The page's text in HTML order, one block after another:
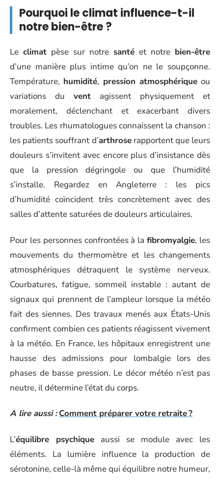
Pourquoi le climat influence-t-il
notre bien-être ?
Le climat pèse sur notre santé et notre bien-être
d’une manière plus intime qu’on ne le soupçonne.
Température, humidité, pression atmosphériqueou
variations du vent agissent physiquement et
moralement, déclenchant et exacerbant divers
troubles. Les rhumatologues connaissent la chanson :
les patients souffrant d’arthroserapportent que leurs
douleurs s’invitent avec encore plus d’insistance dès
que la pression dégringole ou que l’humidité
s’installe. Regardez en Angleterre : les pics
d’humidité coïncident très concrètement avec des
salles d’attente saturées de douleurs articulaires.
Pour les personnes confrontées à lafibromyalgie, les
mouvements du thermomètre et les changements
atmosphériques détraquent le système nerveux.
Courbatures, fatigue, sommeil instable : autant de
signaux qui prennent de l’ampleur lorsque la météo
fait des siennes. Des travaux menés aux États-Unis
confirment combien ces patients réagissent vivement
à la météo. En France, les hôpitaux enregistrent une
hausse des admissions pour lombalgie lors des
phases de basse pression. Le décor météo n’est pas
neutre, il détermine l’état du corps.
A lire aussi : Comment préparer votre retraite ?
L’équilibre psychique aussi se module avec les
éléments. La lumière influence la production de
sérotonine, celle-là même qui équilibre notre humeur,